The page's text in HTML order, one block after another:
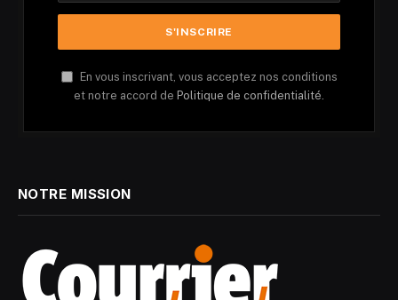
En vous inscrivant, vous acceptez nos conditions
et notre accord de Politique de confidentialité.
NOTRE MISSION